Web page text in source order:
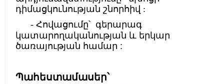
դիմացկունության շնորհիվ :
- Հովացումը՝ գերարագ
կատարողականության և երկար
ծառայության համար :
Պահեստամասեր՝